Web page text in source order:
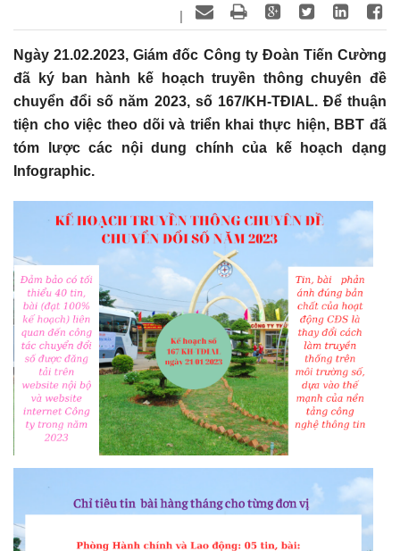
|
Ngày 21.02.2023, Giám đốc Công ty Đoàn Tiến Cường
đã ký ban hành kế hoạch truyền thông chuyên đề
chuyển đổi số năm 2023, số 167/KH-TĐIAL. Để thuận
tiện cho việc theo dõi và triển khai thực hiện, BBT đã
tóm lược các nội dung chính của kế hoạch dạng
Infographic.